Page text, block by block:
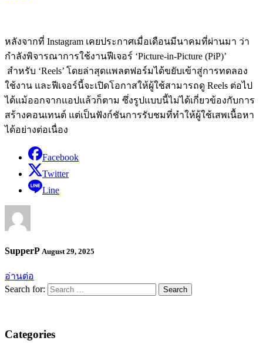
หลังจากที่ Instagram เคยประกาศเมื่อเดือนมีนาคมที่ผ่านมา ว่า
กำลังพิจารณาการใช้งานฟีเจอร์ ‘Picture-in-Picture (PiP)’
สำหรับ ‘Reels’ โดยล่าสุดแพลตฟอร์มได้ขยับเข้าสู่การทดลอง
ใช้งาน และฟีเจอร์นี้จะเปิดโอกาสให้ผู้ใช้สามารถดู Reels ต่อไป
ได้แม้ออกจากแอปแล้วก็ตาม ซึ่งรูปแบบนี้ไม่ได้เกี่ยวข้องกับการ
สร้างคอนเทนต์ แต่เป็นฟังก์ชันการรับชมที่ทำให้ผู้ใช้เสพเนื้อหา
ได้อย่างต่อเนื่อง
Facebook
Twitter
Line
SupperP August 29, 2025
อ่านต่อ
Search for:
Categories